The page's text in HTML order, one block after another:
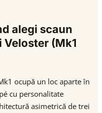
alegi scaun
(Mk1
ocupă un loc aparte în
cu personalitate
asimetrică de trei